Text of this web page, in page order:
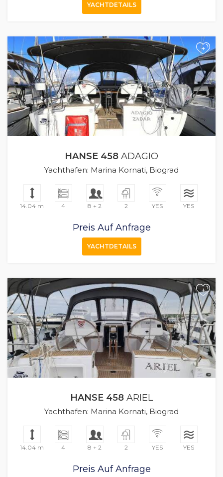
YACHTDETAILS
+
HANSE 458 ADAGIO
Yachthafen: Marina Kornati, Biograd
14.04 m 4 8 + 2 2 YES YES
Preis Auf Anfrage
YACHTDETAILS
+
HANSE 458 ARIEL
Yachthafen: Marina Kornati, Biograd
14.04 m 4 8 + 2 2 YES YES
Preis Auf Anfrage